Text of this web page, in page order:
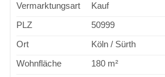
Vermarktungsart
Kauf
PLZ
50999
Ort
Köln / Sürth
Wohnfläche
180 m²